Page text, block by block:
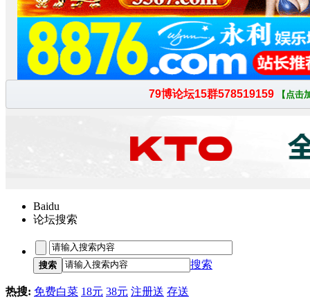
Baidu
论坛搜索
搜索 搜索
热搜: 免费白菜 18元 38元 注册送 存送